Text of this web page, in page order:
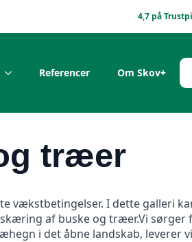
4,7 på
Referencer Om Skov+
træer
vækstbetingelser. I dette galleri
af buske og træer.Vi
i det åbne landskab, leverer